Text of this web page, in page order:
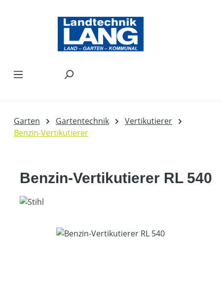
Garten Gartentechnik
Vertikutierer
Benzin-Vertikutierer
Benzin-Vertikutierer RL 540
Bildergalerie überspringen